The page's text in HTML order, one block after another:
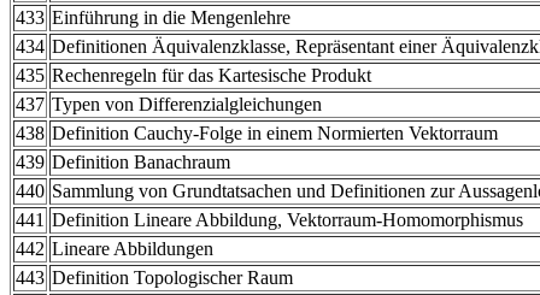
433 Einführung in die Mengenlehre
434 Definitionen Äquivalenzklasse, Repräsentant einer
435 Rechenregeln für das Kartesische Produkt
437 Typen von Differenzialgleichungen
438 Definition Cauchy-Folge in einem Normierten Vektorraum
439 Definition Banachraum
440 Sammlung von Grundtatsachen und Definitionen zur
441 Definition Lineare Abbildung, Vektorraum-Homomorphismus
442 Lineare Abbildungen
443 Definition Topologischer Raum